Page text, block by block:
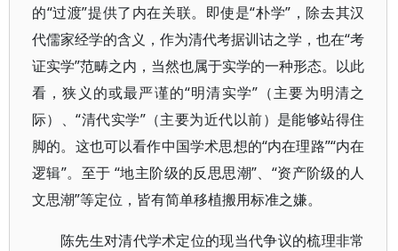
的“过渡”提供了内在关联。即使是“朴学”，除去其汉
代儒家经学的含义，作为清代考据训诂之学，也在“考
证实学”范畴之内，当然也属于实学的一种形态。以此
看，狭义的或最严谨的“明清实学”（主要为明清之
际）、“清代实学”（主要为近代以前）是能够站得住
脚的。这也可以看作中国学术思想的“内在理路”“内在
逻辑”。至于 “地主阶级的反思思潮”、“资产阶级的人
文思潮”等定位，皆有简单移植搬用标准之嫌。
陈先生对清代学术定位的现当代争议的梳理非常